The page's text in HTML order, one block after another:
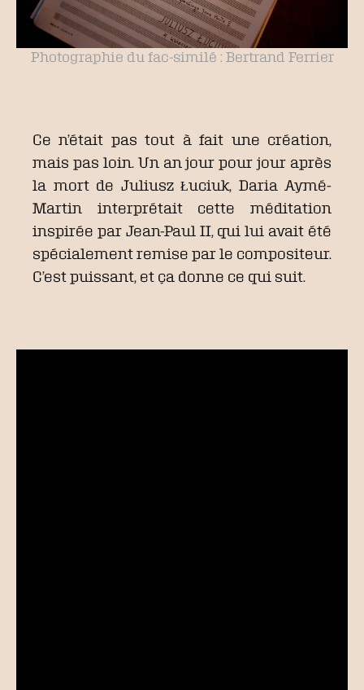
Photographie du fac-similé : Bertrand Ferrier
Ce n’était pas tout à fait une création,
mais pas loin. Un an jour pour jour après
la mort de Juliusz Łuciuk, Daria Aymé-
Martin interprétait cette méditation
inspirée par Jean-Paul II, qui lui avait été
spécialement remise par le compositeur.
C’est puissant, et ça donne ce qui suit.